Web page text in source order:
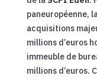
paneuropéenne,
acquisitions
millions d’euros
immeuble de
millions d’euros.